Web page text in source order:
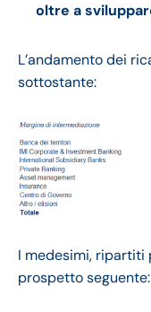
oltre a
L’andamento dei
sottostante:
I medesimi, ripartiti
prospetto seguente: